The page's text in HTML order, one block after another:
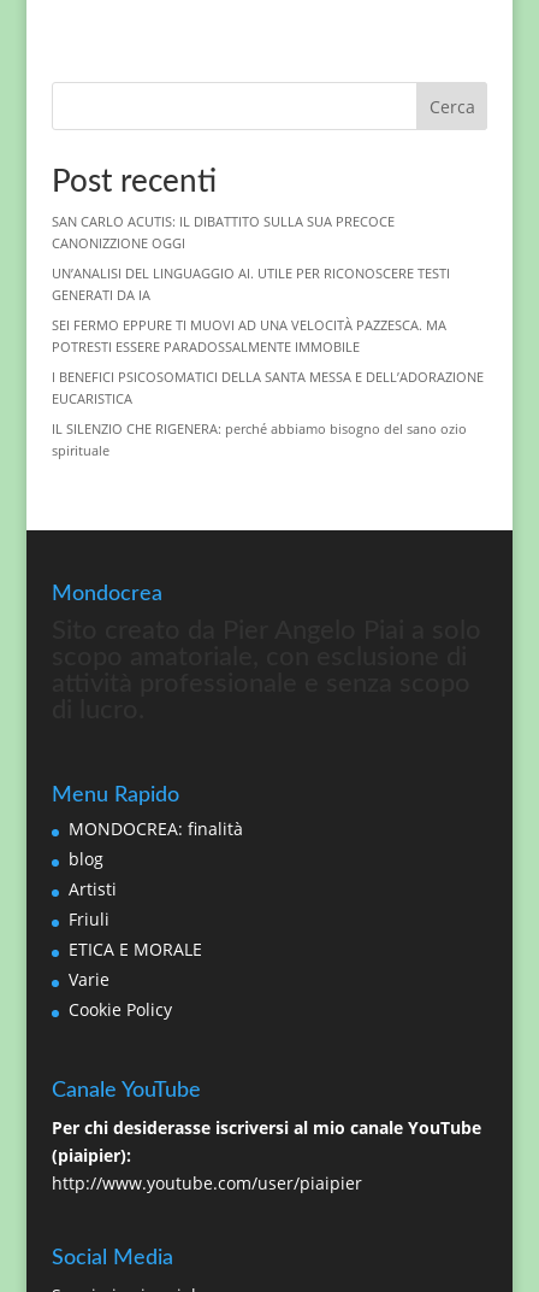
Cerca
Post recenti
SAN CARLO ACUTIS: IL DIBATTITO SULLA SUA PRECOCE
CANONIZZIONE OGGI
UN’ANALISI DEL LINGUAGGIO AI. UTILE PER RICONOSCERE TESTI
GENERATI DA IA
SEI FERMO EPPURE TI MUOVI AD UNA VELOCITÀ PAZZESCA. MA
POTRESTI ESSERE PARADOSSALMENTE IMMOBILE
I BENEFICI PSICOSOMATICI DELLA SANTA MESSA E DELL’ADORAZIONE
EUCARISTICA
IL SILENZIO CHE RIGENERA: perché abbiamo bisogno del sano ozio
spirituale
Mondocrea
Menu Rapido
MONDOCREA: finalità
blog
Artisti
Friuli
ETICA E MORALE
Varie
Cookie Policy
Canale YouTube
Per chi desiderasse iscriversi al mio canale YouTube
(piaipier):
http://www.youtube.com/user/piaipier
Social Media